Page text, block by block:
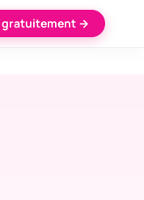
gratuitement →